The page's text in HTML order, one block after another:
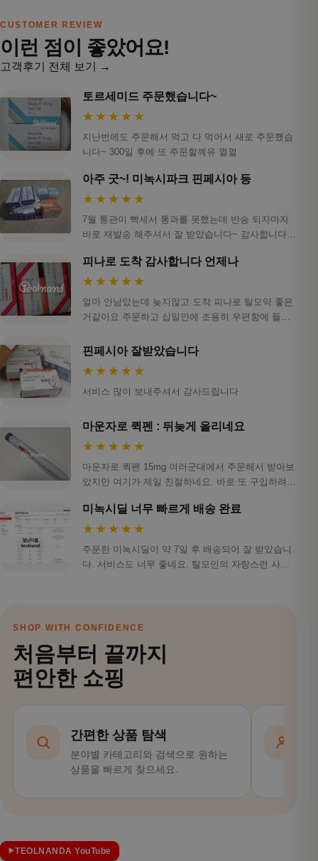
CUSTOMER REVIEW
이런 점이 좋았어요!
고객후기 전체 보기 →
토르세미드 주문했습니다~
★★★★★
지난번에도 주문해서 먹고 다 먹어서 새로 주문했습
니다~ 300일 후에 또 주문할께유 껄껄
아주 굿~! 미녹시파크 핀페시아 등
★★★★★
7월 통관이 빡세서 통과를 못했는데 반송 되자마자
바로 재발송 해주셔서 잘 받았습니다~ 감사합니다!
피나로 도착 감사합니다 언제나
★★★★★
얼마 안남았는데 늦지않고 도착 피나로 탈모약 좋은
거같아요 주문하고 십일안에 조용히 우편함에 들어
핀페시아 잘받았습니다
★★★★★
서비스 많이 보내주셔서 감사드립니다
마운자로 퀵펜 : 뒤늦게 올리네요
★★★★★
마운자로 퀵펜 15mg 여러군대에서 주문해서 받아보
았지만 여기가 제일 친절하네요. 바로 또 구입하려하
미녹시딜 너무 빠르게 배송 완료
★★★★★
주문한 미녹시딜이 약 7일 후 배송되어 잘 받았습니
다. 서비스도 너무 좋네요. 탈모인의 자랑스런 사이
SHOP WITH CONFIDENCE
처음부터 끝까지
편안한 쇼핑
간편한 상품 탐색
분야별 카테고리와 검색으로 원하는
상품을 빠르게 찾으세요.
TEOLNANDA YouTube